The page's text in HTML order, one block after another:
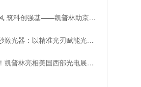
乘协同东风 筑科创强基——凯普林助京津冀激光产业共兴
凯普林飞秒激光器：以精准光刃赋能光栅刻写工艺
逐光出海！凯普林亮相美国西部光电展，以核心技术叩响国际大门